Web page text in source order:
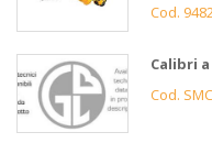
Cod.
Calibri
Cod.